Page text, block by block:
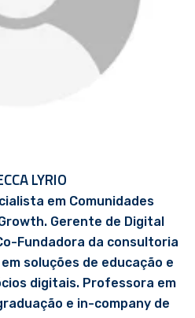
LYRIO
em Comunidades
Gerente de Digital
Fundadora da consultoria
soluções de educação e
digitais. Professora em
e in-company de